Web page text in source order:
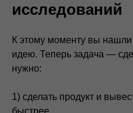
исследований
К этому моменту вы
идею. Теперь задача —
нужно:
1) сделать продукт и
быстрее,